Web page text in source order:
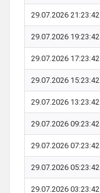
29.07.2026 21:23:42
29.07.2026 19:23:42
29.07.2026 17:23:42
29.07.2026 15:23:42
29.07.2026 13:23:42
29.07.2026 09:23:42
29.07.2026 07:23:42
29.07.2026 05:23:42
29.07.2026 03:23:42